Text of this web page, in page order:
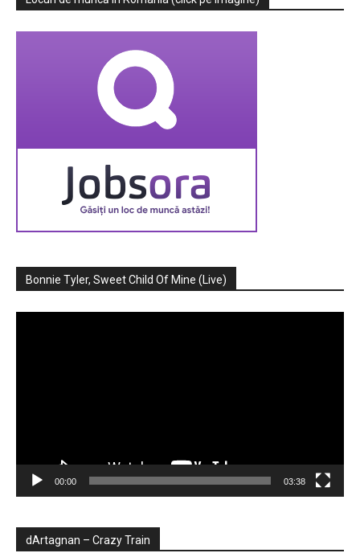
Bonnie Tyler, Sweet Child Of Mine (Live)
00:00 03:38
dArtagnan – Crazy Train